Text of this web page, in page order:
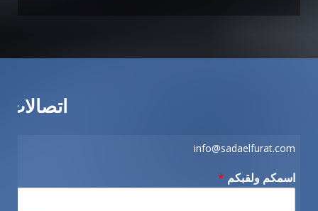
اتصالات
info@sadaelfurat.com
اسمكم ولقبكم *